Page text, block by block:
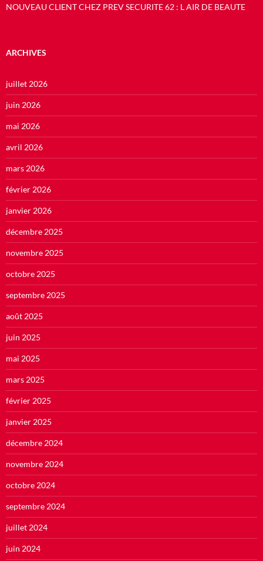
NOUVEAU CLIENT CHEZ PREV SECURITE 62 : L AIR DE BEAUTE
ARCHIVES
juillet 2026
juin 2026
mai 2026
avril 2026
mars 2026
février 2026
janvier 2026
décembre 2025
novembre 2025
octobre 2025
septembre 2025
août 2025
juin 2025
mai 2025
mars 2025
février 2025
janvier 2025
décembre 2024
novembre 2024
octobre 2024
septembre 2024
juillet 2024
juin 2024